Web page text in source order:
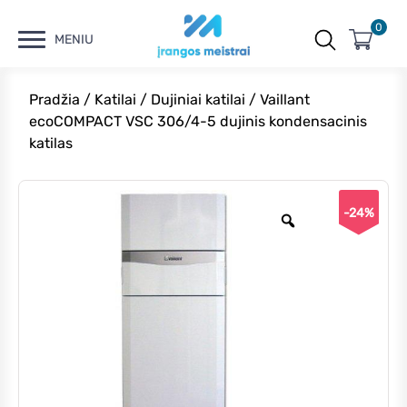
MENIU
0
Pradžia / Katilai / Dujiniai katilai / Vaillant
ecoCOMPACT VSC 306/4-5 dujinis kondensacinis
katilas
-24%